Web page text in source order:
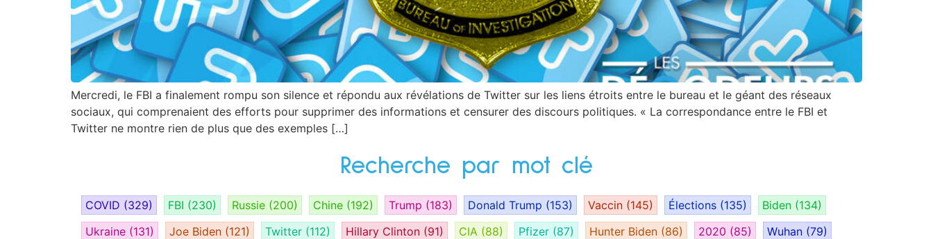
Mercredi, le FBI a finalement rompu son silence et répondu aux révélations de Twitter sur les liens étroits entre le bureau et le géant des réseaux
sociaux, qui comprenaient des efforts pour supprimer des informations et censurer des discours politiques. « La correspondance entre le FBI et
Twitter ne montre rien de plus que des exemples […]
Recherche par mot clé
COVID (329) FBI (230) Russie (200) Chine (192) Trump (183) Donald Trump (153) Vaccin (145) Élections (135) Biden (134)
Ukraine (131) Joe Biden (121) Twitter (112) Hillary Clinton (91) CIA (88) Pfizer (87) Hunter Biden (86) 2020 (85) Wuhan (79)